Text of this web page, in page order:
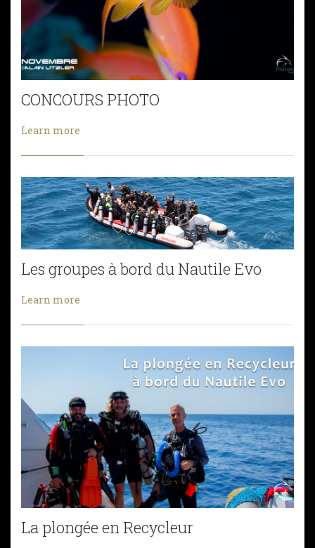
CONCOURS PHOTO
Learn more
Les groupes à bord du Nautile Evo
Learn more
La plongée en Recycleur